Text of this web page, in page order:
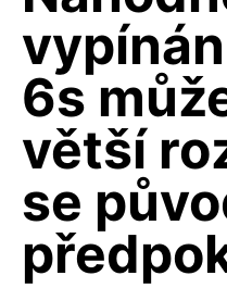
6s
větší
se